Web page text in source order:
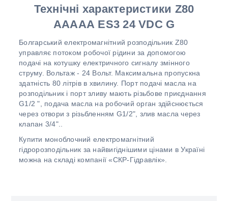
Технічні характеристики Z80
AАААА ES3 24 VDC G
Болгарський електромагнітний розподільник Z80
управляє потоком робочої рідини за допомогою
подачі на котушку електричного сигналу змінного
струму. Вольтаж - 24 Вольт. Максимальна пропускна
здатність 80 літрів в хвилину. Порт подачі масла на
розподільник і порт зливу мають різьбове приєднання
G1/2 ", подача масла на робочий орган здійснюється
через отвори з різьбленням G1/2", злив масла через
клапан 3/4"..
Купити моноблочний електромагнітний
гідророзподільник за найвигіднішими цінами в Україні
можна на складі компанії «СКР-Гідравлік».